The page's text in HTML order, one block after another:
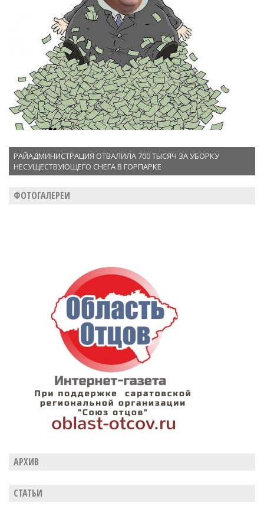
РАЙАДМИНИСТРАЦИЯ ОТВАЛИЛА 700 ТЫСЯЧ ЗА УБОРКУ
НЕСУЩЕСТВУЮЩЕГО СНЕГА В ГОРПАРКЕ
ФОТОГАЛЕРЕИ
АРХИВ
СТАТЬИ